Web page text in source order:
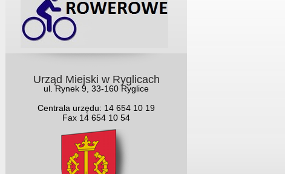
Urząd Miejski w Ryglicach
ul. Rynek 9, 33-160 Ryglice
Centrala urzędu: 14 654 10 19
Fax 14 654 10 54